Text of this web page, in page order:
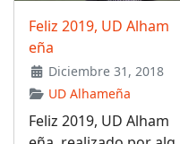
Feliz 2019, UD Alham
eña
Diciembre 31, 2018
UD Alhameña
Feliz 2019, UD Alham